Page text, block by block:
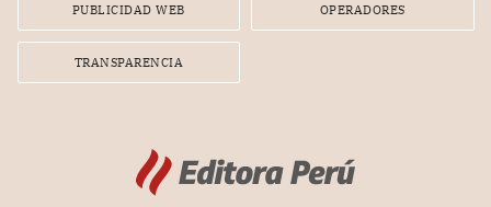
PUBLICIDAD WEB OPERADORES
TRANSPARENCIA